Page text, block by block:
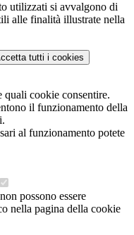
utilizzati si avvalgono di
alle finalità illustrate nella
tutti i cookies
quali cookie consentire.
il funzionamento della
al funzionamento potete
possono essere
nella pagina della cookie